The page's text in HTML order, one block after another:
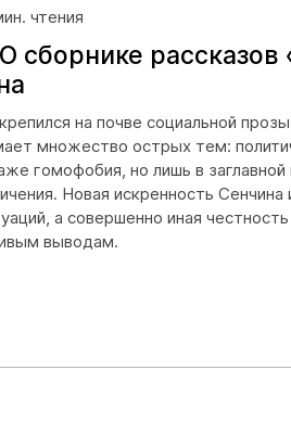
чтения
сборнике рассказов
на почве социальной
множество острых тем:
гомофобия, но лишь в заглавной
Новая искренность Сенчина
а совершенно иная
выводам.